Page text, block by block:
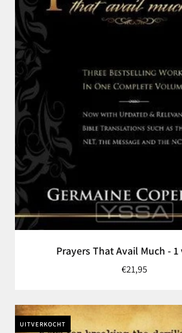
Prayers That Avail Much -
€21,95
UITVERKOCHT